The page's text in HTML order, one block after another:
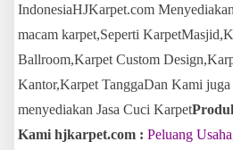
IndonesiaHJKarpet.com
macam karpet,Seperti
Ballroom,Karpet Custom
Kantor,Karpet TanggaDan Kami juga
menyediakan Jasa Cuci Karpet
Kami hjkarpet.com : Peluang Usaha